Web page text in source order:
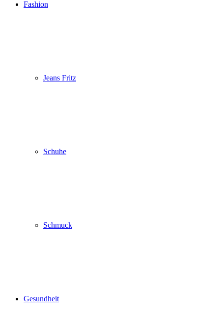
Fashion
Jeans Fritz
Schuhe
Schmuck
Gesundheit